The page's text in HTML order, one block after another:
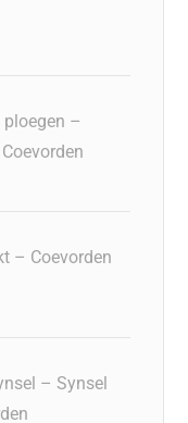
–
– Coevorden
– Synsel